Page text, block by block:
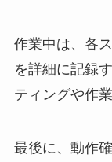
作業中は、各
を詳細に記録
ティングや作
最後に、動作